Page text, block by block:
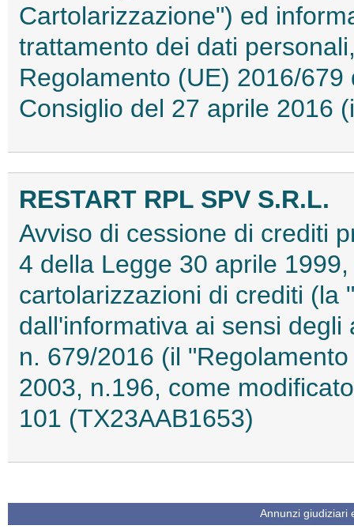
Cartolarizzazione") ed
trattamento dei dati
Regolamento (UE) 2016/
Consiglio del 27 aprile 2016
RESTART RPL SPV S.R.L.
Avviso di cessione di crediti
4 della Legge 30 aprile
cartolarizzazioni di crediti (la
dall'informativa ai sensi
n. 679/2016 (il
2003, n.196, come
101 (TX23AAB1653)
Annunzi giudiziari